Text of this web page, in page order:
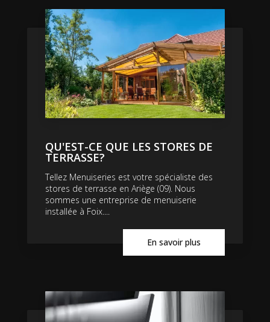
QU'EST-CE QUE LES STORES DE
TERRASSE?
Tellez Menuiseries est votre spécialiste des
stores de terrasse en Ariège (09). Nous
sommes une entreprise de menuiserie
installée à Foix....
En savoir plus